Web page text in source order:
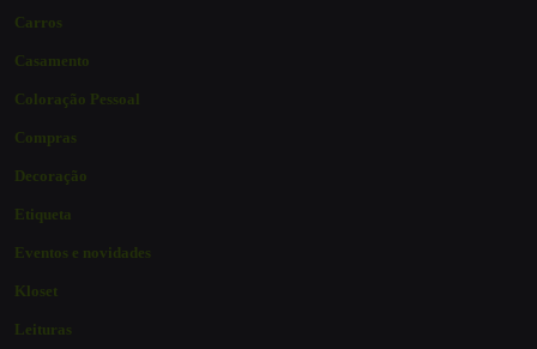
Carros
Casamento
Coloração Pessoal
Compras
Decoração
Etiqueta
Eventos e novidades
Kloset
Leituras